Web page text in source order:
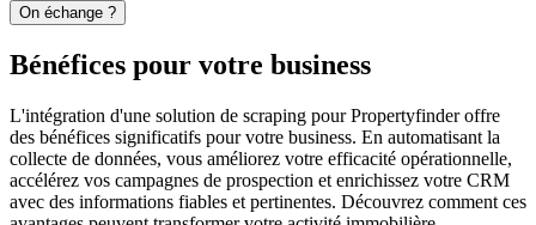
On échange ?
Bénéfices pour votre business
L'intégration d'une solution de scraping pour Propertyfinder offre
des bénéfices significatifs pour votre business. En automatisant la
collecte de données, vous améliorez votre efficacité opérationnelle,
accélérez vos campagnes de prospection et enrichissez votre CRM
avec des informations fiables et pertinentes. Découvrez comment ces